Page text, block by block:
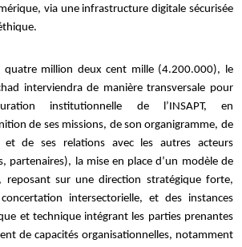
via une infrastructure digitale sécurisée
quatre million deux cent mille (4.200.000), le
interviendra de manière transversale pour
institutionnelle de l’INSAPT, en
de ses missions, de son organigramme, de
et de ses relations avec les autres acteurs
partenaires), la mise en place d’un modèle de
reposant sur une direction stratégique forte,
intersectorielle, et des instances
ettechnique intégrant les parties prenantes
de capacités organisationnelles, notamment